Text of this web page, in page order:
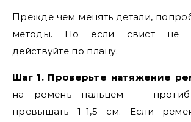
Прежде чем менять детали,
методы. Но если свист не
действуйте по плану.
Шаг 1. Проверьте натяжение
на ремень пальцем —
превышать 1–1,5 см. Если